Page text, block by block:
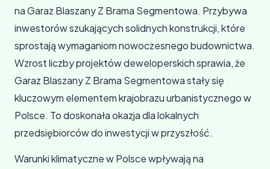
na Garaz Blaszany Z Brama Segmentowa. Przybywa
inwestorów szukających solidnych konstrukcji, które
sprostają wymaganiom nowoczesnego budownictwa.
Wzrost liczby projektów deweloperskich sprawia, że
Garaz Blaszany Z Brama Segmentowa stały się
kluczowym elementem krajobrazu urbanistycznego w
Polsce. To doskonała okazja dla lokalnych
przedsiębiorców do inwestycji w przyszłość.
Warunki klimatyczne w Polsce wpływają na